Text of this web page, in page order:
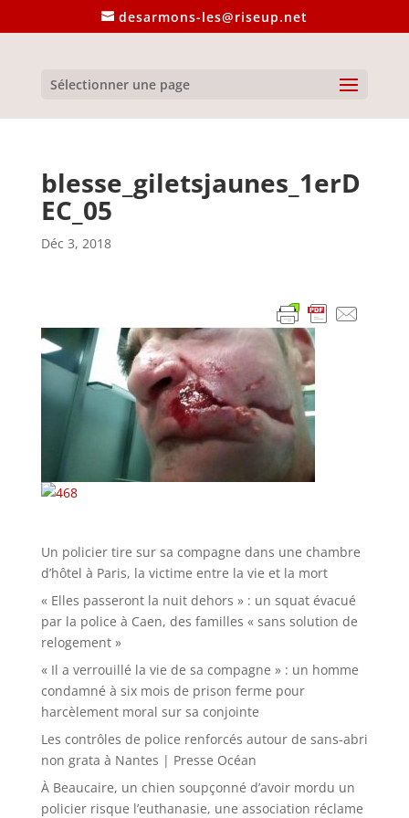
desarmons-les@riseup.net
Sélectionner une page
blesse_giletsjaunes_1erD
EC_05
Déc 3, 2018
Un policier tire sur sa compagne dans une chambre
d’hôtel à Paris, la victime entre la vie et la mort
« Elles passeront la nuit dehors » : un squat évacué
par la police à Caen, des familles « sans solution de
relogement »
« Il a verrouillé la vie de sa compagne » : un homme
condamné à six mois de prison ferme pour
harcèlement moral sur sa conjointe
Les contrôles de police renforcés autour de sans-abri
non grata à Nantes | Presse Océan
À Beaucaire, un chien soupçonné d’avoir mordu un
policier risque l’euthanasie, une association réclame